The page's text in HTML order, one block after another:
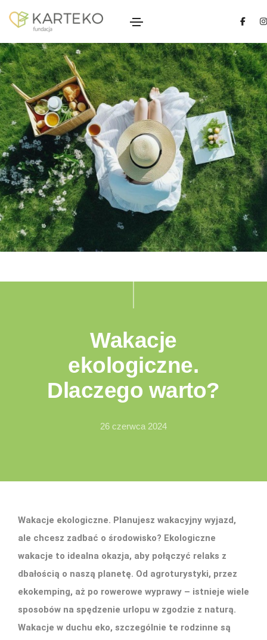
Wakacje
ekologiczne.
Dlaczego warto?
26 czerwca 2024
Wakacje ekologiczne. Planujesz wakacyjny wyjazd,
ale chcesz zadbać o środowisko? Ekologiczne
wakacje to idealna okazja, aby połączyć relaks z
dbałością o naszą planetę. Od agroturystyki, przez
ekokemping, aż po rowerowe wyprawy – istnieje wiele
sposobów na spędzenie urlopu w zgodzie z naturą.
Wakacje w duchu eko, szczególnie te rodzinne są